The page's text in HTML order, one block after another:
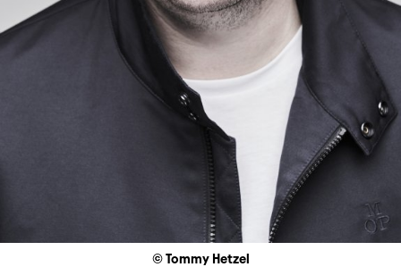
© Tommy Hetzel